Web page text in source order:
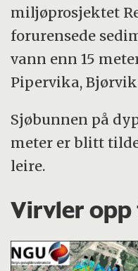
miljøprosjektet
forurensede
vann enn 15
Pipervika,
Sjøbunnen på
meter er blitt
leire.
Virvler opp